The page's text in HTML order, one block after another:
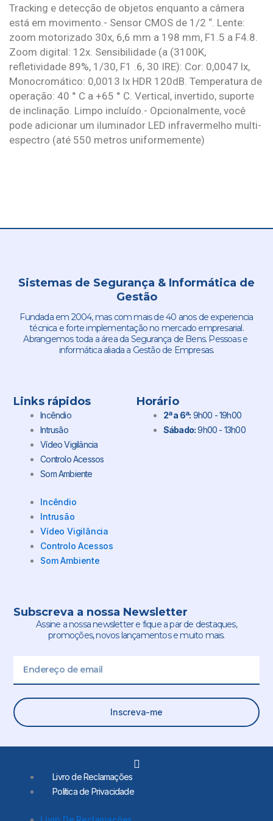
Tracking e detecção de objetos enquanto a câmera
está em movimento.- Sensor CMOS de 1/2 “. Lente:
zoom motorizado 30x, 6,6 mm a 198 mm, F1.5 a F4.8.
Zoom digital: 12x. Sensibilidade (a (3100K,
refletividade 89%, 1/30, F1 .6, 30 IRE): Cor: 0,0047 lx,
Monocromático: 0,0013 lx HDR 120dB. Temperatura de
operação: 40 ° C a +65 ° C. Vertical, invertido, suporte
de inclinação. Limpo incluído.- Opcionalmente, você
pode adicionar um iluminador LED infravermelho multi-
espectro (até 550 metros uniformemente)
Sistemas de Segurança & Informática de
Gestão
Fundada em 2004, mas com mais de 40 anos de experiencia
técnica e forte implementação no mercado empresarial.
Abrangemos toda a área da Segurança de Bens. Pessoas e
informática aliada a Gestão de Empresas.
Links rápidos
Incêndio
Intrusão
Vídeo Vigilância
Controlo Acessos
Som Ambiente
Incêndio
Intrusão
Vídeo Vigilância
Controlo Acessos
Som Ambiente
Horário
2ª a 6ª: 9h00 - 19h00
Sábado:9h00 - 13h00
Subscreva a nossa Newsletter
Assine a nossa newsletter e fique a par de destaques,
promoções, novos lançamentos e muito mais.
Inscreva-me
Livro de Reclamações
Política de Privacidade
L